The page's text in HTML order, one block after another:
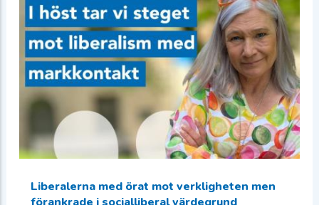
Liberalerna med örat mot verkligheten men